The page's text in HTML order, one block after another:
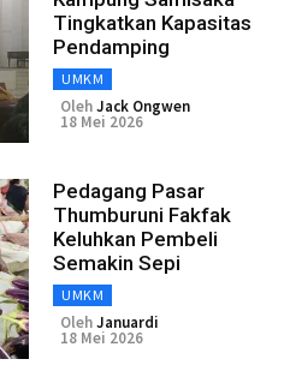
Tingkatkan Kapasitas
Pendamping
UMKM
OlehJack Ongwen
18 Mei 2026
Pedagang Pasar
Thumburuni Fakfak
Keluhkan Pembeli
Semakin Sepi
UMKM
OlehJanuardi
18 Mei 2026